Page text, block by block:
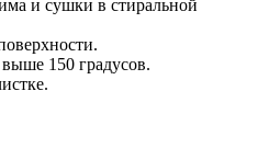
и сушки в стиральной
150 градусов.